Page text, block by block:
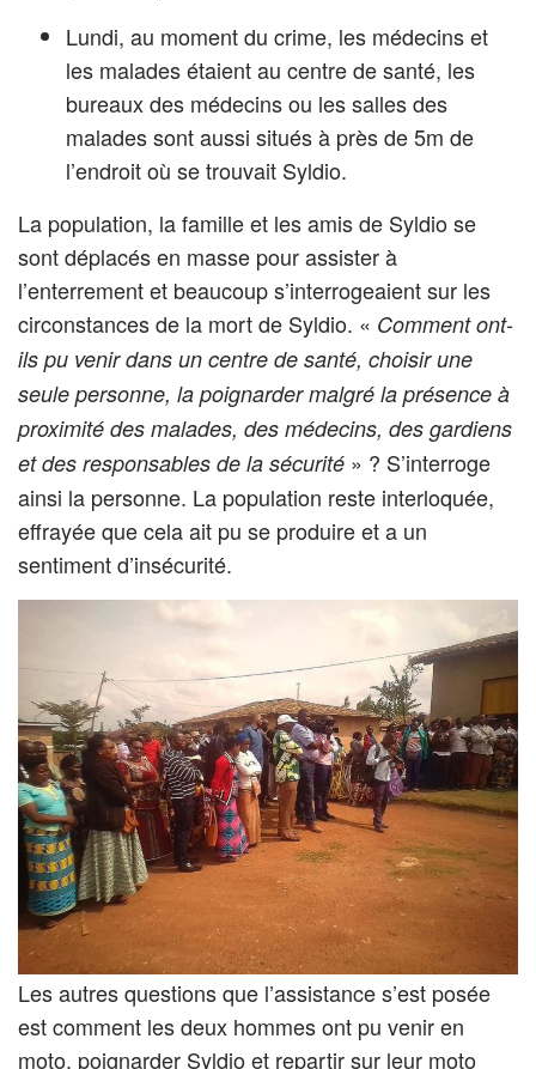
Lundi, au moment du crime, les médecins et
les malades étaient au centre de santé, les
bureaux des médecins ou les salles des
malades sont aussi situés à près de 5m de
l’endroit où se trouvait Syldio.
La population, la famille et les amis de Syldio se
sont déplacés en masse pour assister à
l’enterrement et beaucoup s’interrogeaient sur les
circonstances de la mort de Syldio. « Comment ont-
ils pu venir dans un centre de santé, choisir une
seule personne, la poignarder malgré la présence à
proximité des malades, des médecins, des gardiens
et des responsables de la sécurité » ? S’interroge
ainsi la personne. La population reste interloquée,
effrayée que cela ait pu se produire et a un
sentiment d’insécurité.
Les autres questions que l’assistance s’est posée
est comment les deux hommes ont pu venir en
moto, poignarder Syldio et repartir sur leur moto